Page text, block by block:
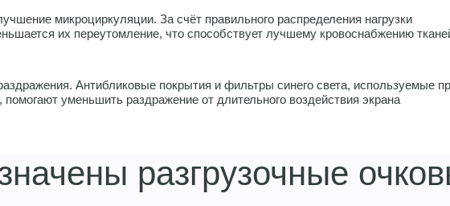
микроциркуляции. За счёт правильного распределения нагрузки
их переутомление, что способствует лучшему кровоснабжению
Антибликовые покрытия и фильтры синего света, используемые
помогают уменьшить раздражение от длительного воздействия экрана
разгрузочные